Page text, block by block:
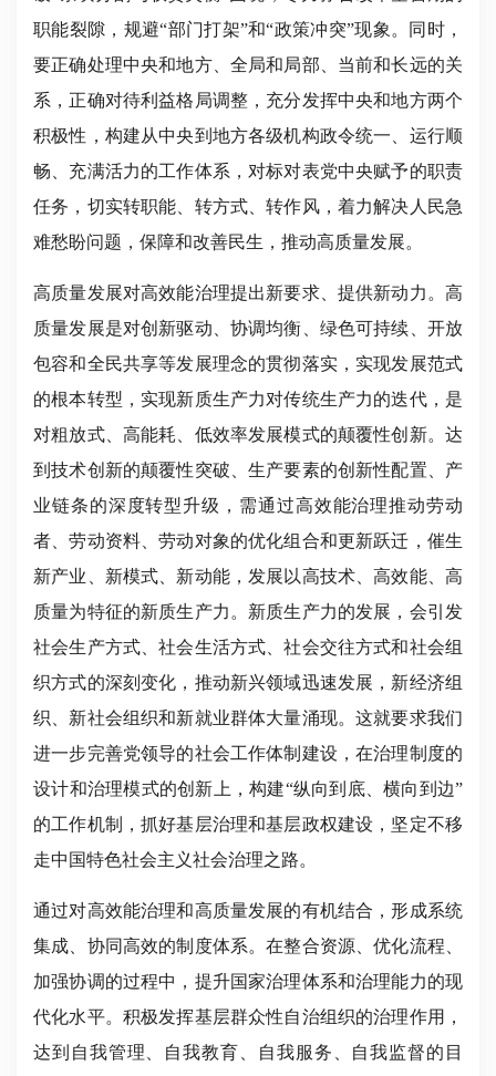
职能裂隙，规避“部门打架”和“政策冲突”现象。同时，
要正确处理中央和地方、全局和局部、当前和长远的关
系，正确对待利益格局调整，充分发挥中央和地方两个
积极性，构建从中央到地方各级机构政令统一、运行顺
畅、充满活力的工作体系，对标对表党中央赋予的职责
任务，切实转职能、转方式、转作风，着力解决人民急
难愁盼问题，保障和改善民生，推动高质量发展。
高质量发展对高效能治理提出新要求、提供新动力。高
质量发展是对创新驱动、协调均衡、绿色可持续、开放
包容和全民共享等发展理念的贯彻落实，实现发展范式
的根本转型，实现新质生产力对传统生产力的迭代，是
对粗放式、高能耗、低效率发展模式的颠覆性创新。达
到技术创新的颠覆性突破、生产要素的创新性配置、产
业链条的深度转型升级，需通过高效能治理推动劳动
者、劳动资料、劳动对象的优化组合和更新跃迁，催生
新产业、新模式、新动能，发展以高技术、高效能、高
质量为特征的新质生产力。新质生产力的发展，会引发
社会生产方式、社会生活方式、社会交往方式和社会组
织方式的深刻变化，推动新兴领域迅速发展，新经济组
织、新社会组织和新就业群体大量涌现。这就要求我们
进一步完善党领导的社会工作体制建设，在治理制度的
设计和治理模式的创新上，构建“纵向到底、横向到边”
的工作机制，抓好基层治理和基层政权建设，坚定不移
走中国特色社会主义社会治理之路。
通过对高效能治理和高质量发展的有机结合，形成系统
集成、协同高效的制度体系。在整合资源、优化流程、
加强协调的过程中，提升国家治理体系和治理能力的现
代化水平。积极发挥基层群众性自治组织的治理作用，
达到自我管理、自我教育、自我服务、自我监督的目